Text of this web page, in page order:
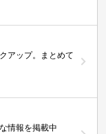
アップ。まとめて
情報を掲載中